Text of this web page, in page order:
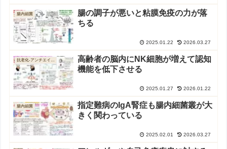
腸内細菌
腸の調子が悪いと粘膜免疫の力が落
ちる
2025.01.22 2026.03.27
抗老化-アンチエイジング
高齢者の脳内にNK細胞が増えて認知
機能を低下させる
2025.01.27 2026.01.22
腸内細菌
指定難病のIgA腎症も腸内細菌叢が大
きく関わっている
2025.02.01 2026.03.27